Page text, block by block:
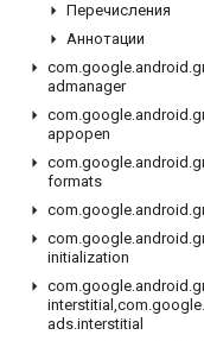
Перечисления
Аннотации
com.google.android .
admanager
com.google.android .
appopen
com.google.android .
formats
com.google.android .
com.google.android .
initialization
com.google.android .
interstitial ,com.google.
ads.interstitial